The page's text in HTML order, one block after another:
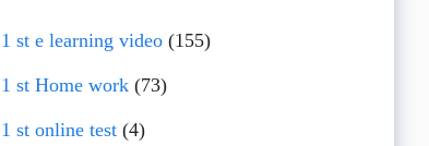
1 st e learning video(155)
1 st Home work(73)
1 st online test(4)